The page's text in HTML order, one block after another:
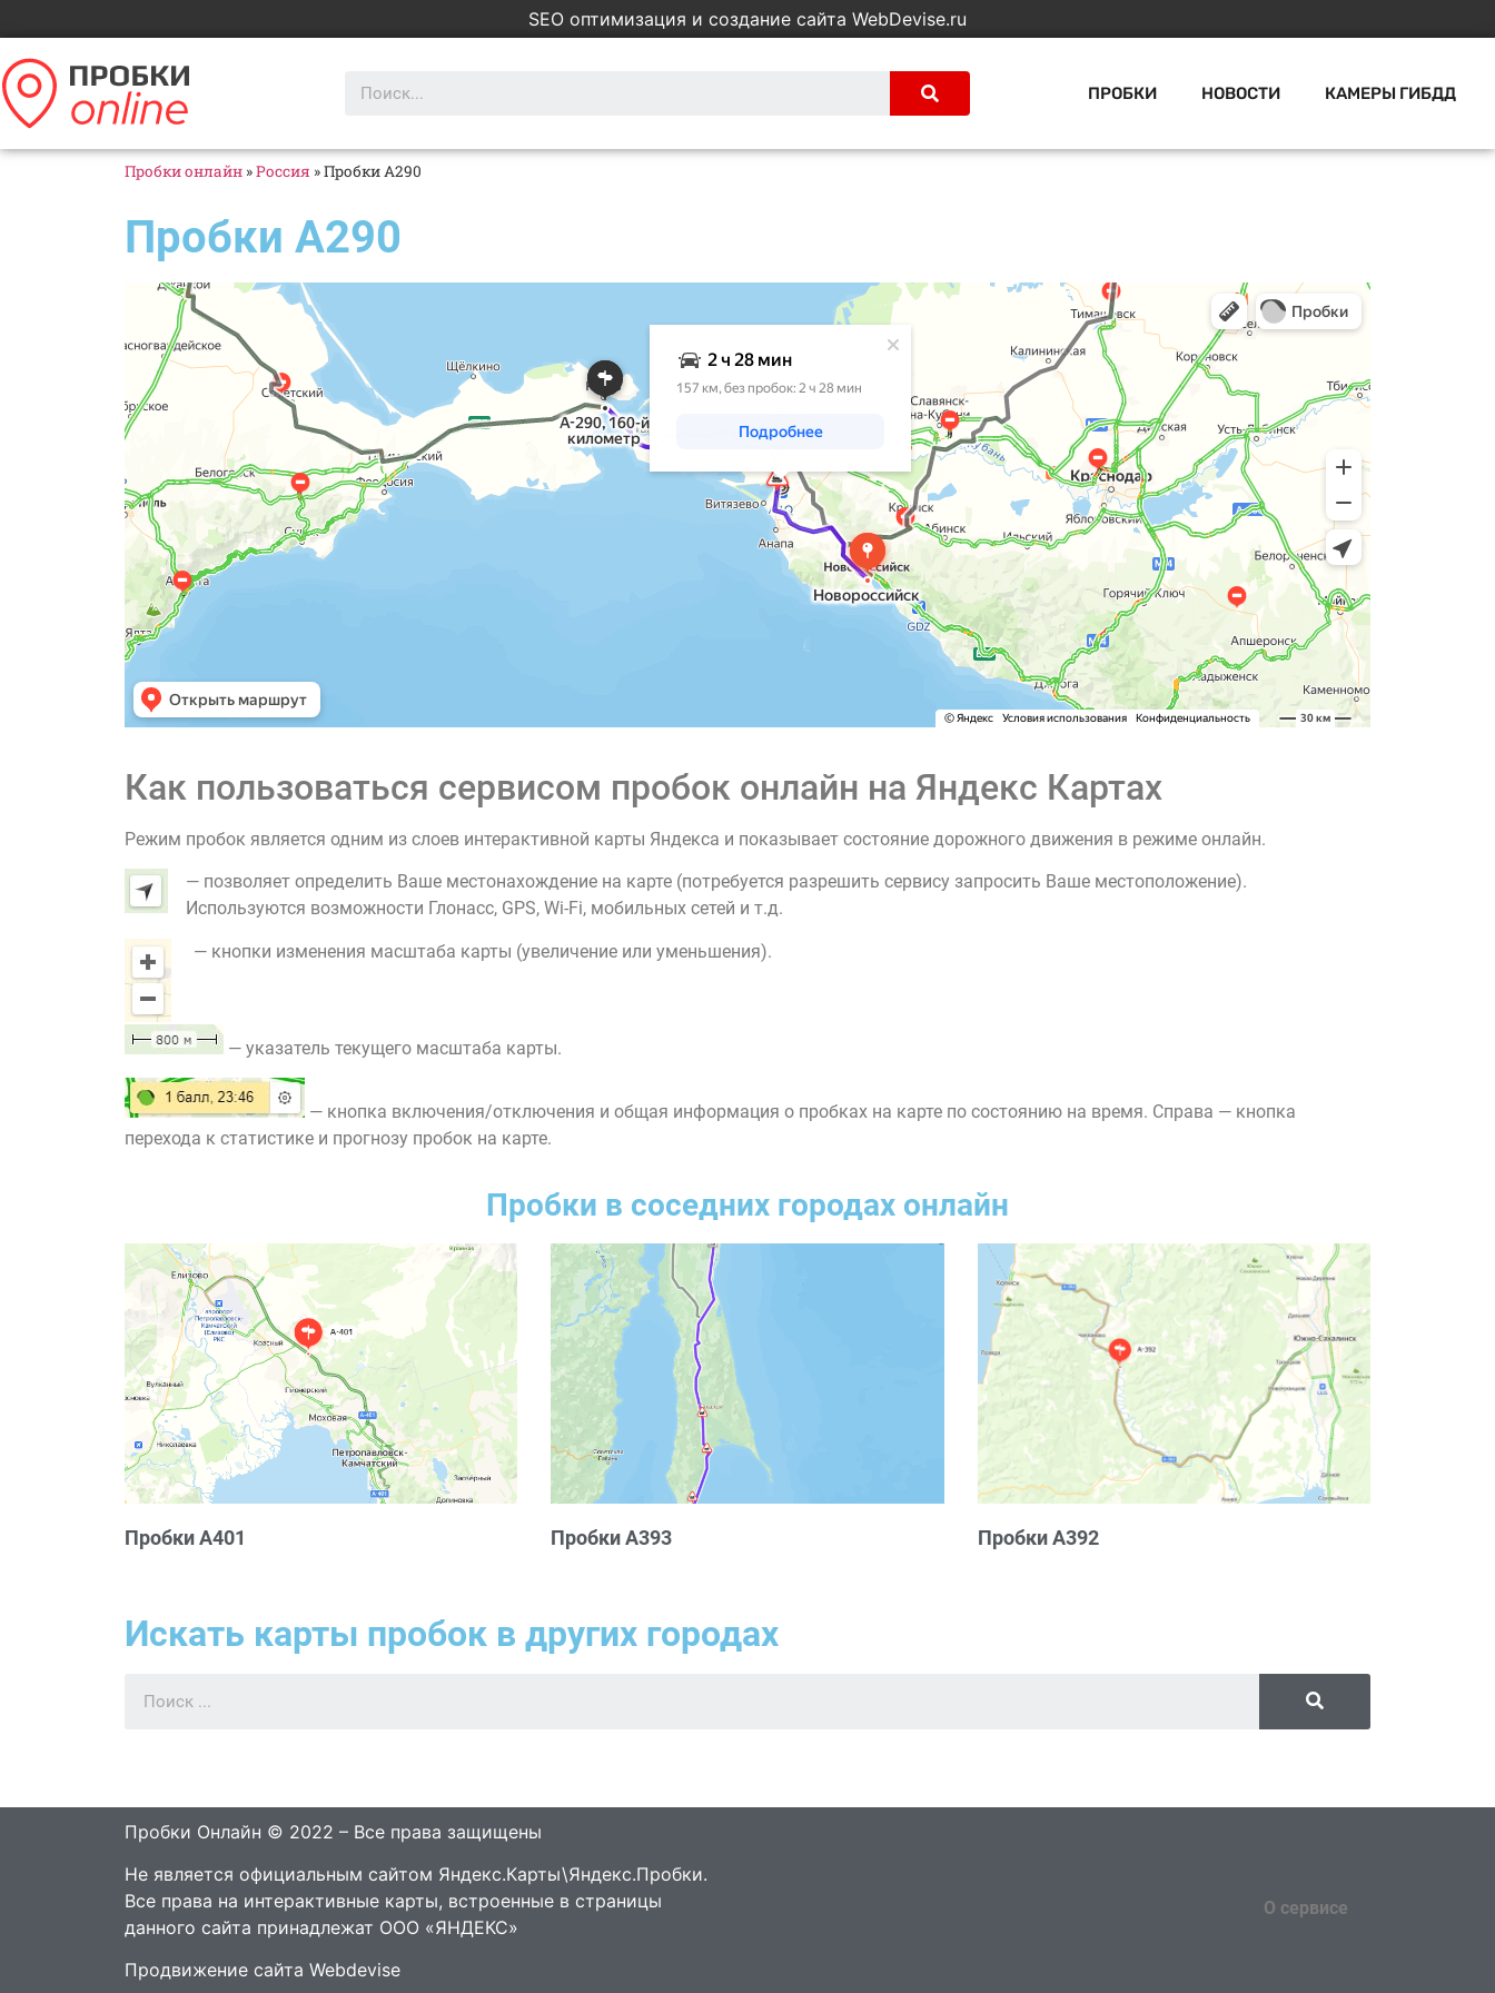
SEO оптимизация и создание сайта WebDevise.ru
ПРОБКИ НОВОСТИ КАМЕРЫ ГИБДД
Пробки онлайн »Россия »Пробки А290
Пробки А290
Яндекс Карты
Яндекс Карты
Как пользоваться сервисом пробок онлайн на Яндекс Картах
Режим пробок является одним из слоев интерактивной карты Яндекса и показывает состояние дорожного движения в режиме онлайн.
— позволяет определить Ваше местонахождение на карте (потребуется разрешить сервису запросить Ваше местоположение).
Используются возможности Глонасс, GPS, Wi-Fi, мобильных сетей и т.д.
— кнопки изменения масштаба карты (увеличение или уменьшения).
— указатель текущего масштаба карты.
— кнопка включения/отключения и общая информация о пробках на карте по состоянию на время. Справа — кнопка
перехода к статистике и прогнозу пробок на карте.
Пробки в соседних городах онлайн
Пробки А401 Пробки А393 Пробки А392
Искать карты пробок в других городах
Пробки Онлайн © 2022 – Все права защищены
Не является официальным сайтом Яндекс.Карты\Яндекс.Пробки.
Все права на интерактивные карты, встроенные в страницы
данного сайта принадлежат ООО «ЯНДЕКС»
Продвижение сайта Webdevise
О сервисе